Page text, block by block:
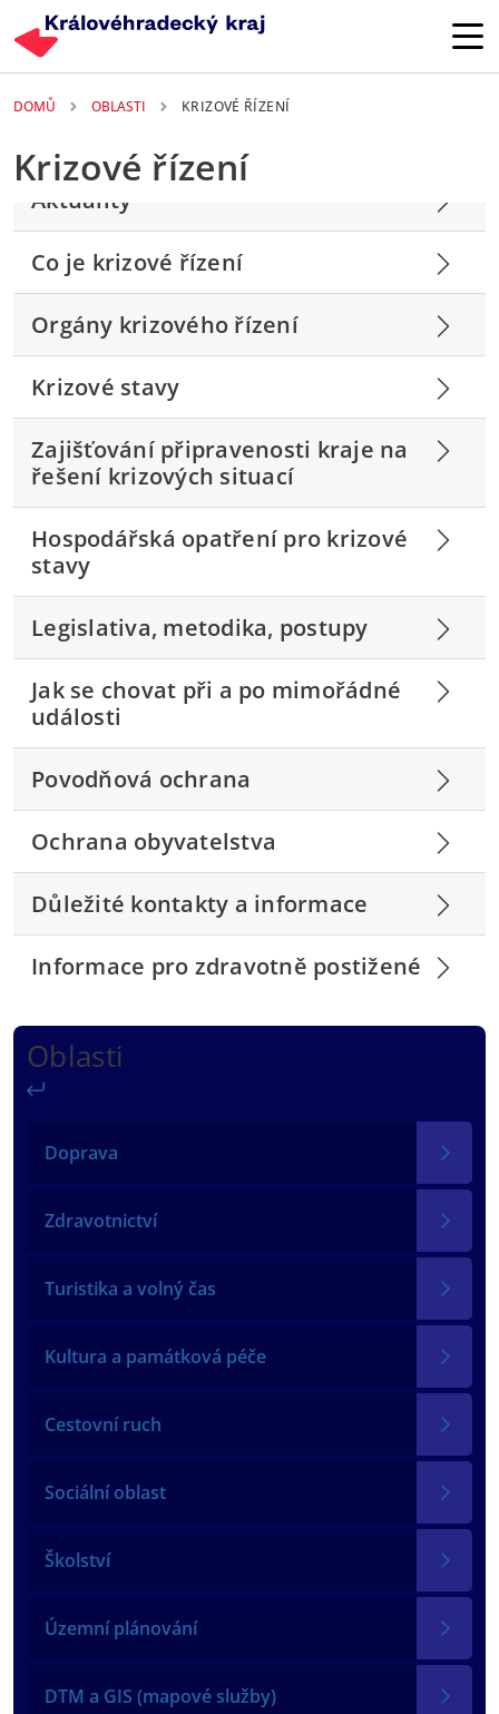
DOMŮ OBLASTI KRIZOVÉ ŘÍZENÍ
Krizové řízení
Oblasti
Doprava
Zdravotnictví
Turistika a volný čas
Kultura a památková péče
Cestovní ruch
Sociální oblast
Školství
Územní plánování
DTM a GIS (mapové služby)
Aktuality
Co je krizové řízení
Orgány krizového řízení
Krizové stavy
Zajišťování připravenosti kraje na
řešení krizových situací
Hospodářská opatření pro krizové
stavy
Legislativa, metodika, postupy
Jak se chovat při a po mimořádné
události
Povodňová ochrana
Ochrana obyvatelstva
Důležité kontakty a informace
Informace pro zdravotně postižené